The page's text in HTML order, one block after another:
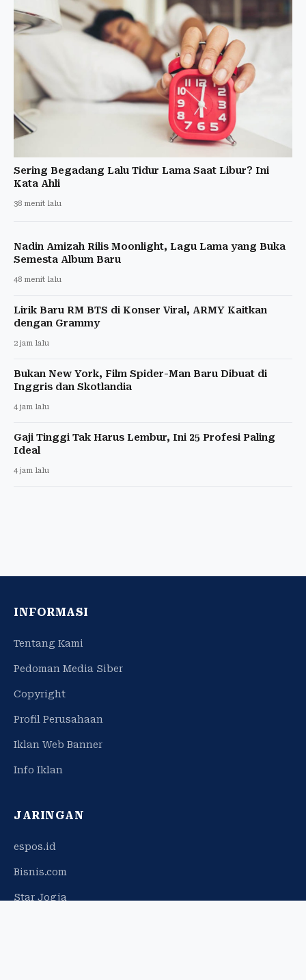
Sering Begadang Lalu Tidur Lama Saat Libur? Ini
Kata Ahli
38 menit lalu
Nadin Amizah Rilis Moonlight, Lagu Lama yang Buka
Semesta Album Baru
48 menit lalu
Lirik Baru RM BTS di Konser Viral, ARMY Kaitkan
dengan Grammy
2 jam lalu
Bukan New York, Film Spider-Man Baru Dibuat di
Inggris dan Skotlandia
4 jam lalu
Gaji Tinggi Tak Harus Lembur, Ini 25 Profesi Paling
Ideal
4 jam lalu
INFORMASI
Tentang Kami
Pedoman Media Siber
Copyright
Profil Perusahaan
Iklan Web Banner
Info Iklan
JARINGAN
espos.id
Bisnis.com
Star Jogja